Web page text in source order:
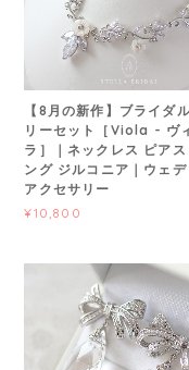
【8月の新作】ブライダ
リーセット［Viola - ヴ
ラ］｜ネックレス ピアス
ング ジルコニア｜ウェ
アクセサリー
¥10,800